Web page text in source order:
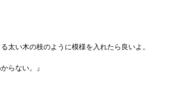
太い木の枝のように模様を入れたら良いよ。
らない。』